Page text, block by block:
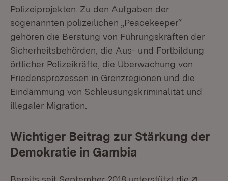
Polizeiprojekten. Zu den Aufgaben der
sogenannten polizeilichen „Peacekeeper“
gehören die Beratung von Führungskräften der
Sicherheitsbehörden, die Aus- und Fortbildung
örtlicher Polizeikräfte, die Überwachung von
Friedensprozessen in Grenzregionen und die
Eindämmung von Schleusungskriminalität und
illegaler Migration.
Wichtiger Beitrag zur Stärkung der
Demokratie in Gambia